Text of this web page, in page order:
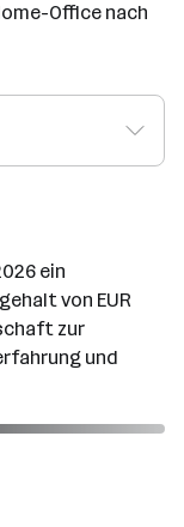
Office nach
ein
von EUR
zur
und